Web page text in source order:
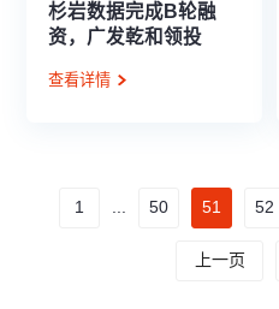
杉岩数据完成B轮融
资，广发乾和领投
查看详情
1 50 51 52
上一页